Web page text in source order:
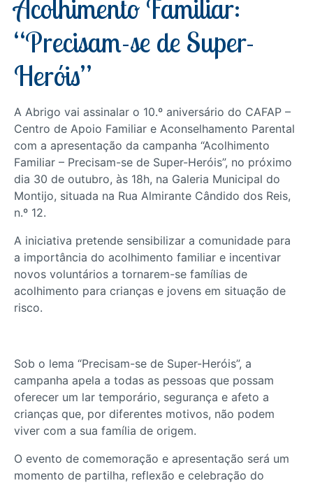
Acolhimento Familiar:
“Precisam-se de Super-
Heróis”
A Abrigo vai assinalar o 10.º aniversário do CAFAP –
Centro de Apoio Familiar e Aconselhamento Parental
com a apresentação da campanha “Acolhimento
Familiar – Precisam-se de Super-Heróis”, no próximo
dia 30 de outubro, às 18h, na Galeria Municipal do
Montijo, situada na Rua Almirante Cândido dos Reis,
n.º 12.
A iniciativa pretende sensibilizar a comunidade para
a importância do acolhimento familiar e incentivar
novos voluntários a tornarem-se famílias de
acolhimento para crianças e jovens em situação de
risco.
Sob o lema “Precisam-se de Super-Heróis”, a
campanha apela a todas as pessoas que possam
oferecer um lar temporário, segurança e afeto a
crianças que, por diferentes motivos, não podem
viver com a sua família de origem.
O evento de comemoração e apresentação será um
momento de partilha, reflexão e celebração do